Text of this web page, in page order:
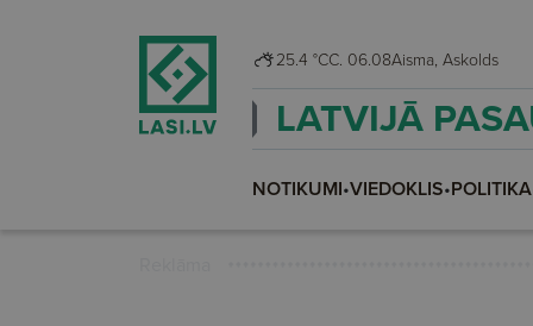
25.4 °CC. 06.08 Aisma, Askolds
LATVIJĀ
NOTIKUMI•VIEDOKLIS•POLITIKA